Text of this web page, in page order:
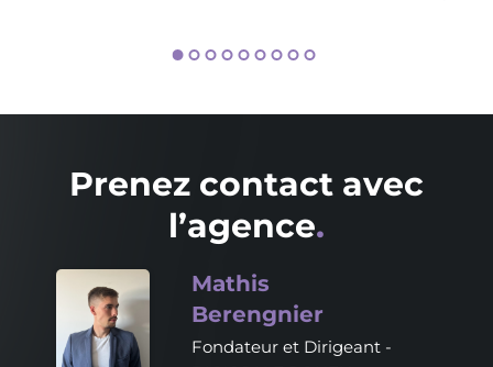
Prenez contact avec
l’agence.
Mathis
Berengnier
Fondateur et Dirigeant -